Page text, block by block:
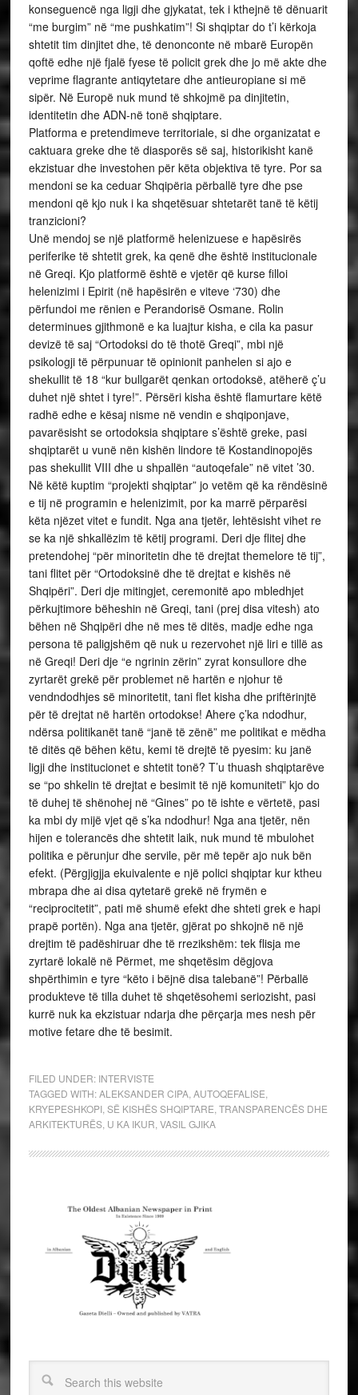
konseguencë nga ligji dhe gjykatat, tek i kthejnë të dënuarit
“me burgim” në “me pushkatim”! Si shqiptar do t’i kërkoja
shtetit tim dinjitet dhe, të denonconte në mbarë Europën
qoftë edhe një fjalë fyese të policit grek dhe jo më akte dhe
veprime flagrante antiqytetare dhe antieuropiane si më
sipër. Në Europë nuk mund të shkojmë pa dinjitetin,
identitetin dhe ADN-në tonë shqiptare.
Platforma e pretendimeve territoriale, si dhe organizatat e
caktuara greke dhe të diasporës së saj, historikisht kanë
ekzistuar dhe investohen për këta objektiva të tyre. Por sa
mendoni se ka ceduar Shqipëria përballë tyre dhe pse
mendoni që kjo nuk i ka shqetësuar shtetarët tanë të këtij
tranzicioni?
Unë mendoj se një platformë helenizuese e hapësirës
periferike të shtetit grek, ka qenë dhe është institucionale
në Greqi. Kjo platformë është e vjetër që kurse filloi
helenizimi i Epirit (në hapësirën e viteve ‘730) dhe
përfundoi me rënien e Perandorisë Osmane. Rolin
determinues gjithmonë e ka luajtur kisha, e cila ka pasur
devizë të saj “Ortodoksi do të thotë Greqi”, mbi një
psikologji të përpunuar të opinionit panhelen si ajo e
shekullit të 18 “kur bullgarët qenkan ortodoksë, atëherë ç’u
duhet një shtet i tyre!”. Përsëri kisha është flamurtare këtë
radhë edhe e kësaj nisme në vendin e shqiponjave,
pavarësisht se ortodoksia shqiptare s’është greke, pasi
shqiptarët u vunë nën kishën lindore të Kostandinopojës
pas shekullit VIII dhe u shpallën “autoqefale” në vitet ’30.
Në këtë kuptim “projekti shqiptar” jo vetëm që ka rëndësinë
e tij në programin e helenizimit, por ka marrë përparësi
këta njëzet vitet e fundit. Nga ana tjetër, lehtësisht vihet re
se ka një shkallëzim të këtij programi. Deri dje flitej dhe
pretendohej “për minoritetin dhe të drejtat themelore të tij”,
tani flitet për “Ortodoksinë dhe të drejtat e kishës në
Shqipëri”. Deri dje mitingjet, ceremonitë apo mbledhjet
përkujtimore bëheshin në Greqi, tani (prej disa vitesh) ato
bëhen në Shqipëri dhe në mes të ditës, madje edhe nga
persona të paligjshëm që nuk u rezervohet një liri e tillë as
në Greqi! Deri dje “e ngrinin zërin” zyrat konsullore dhe
zyrtarët grekë për problemet në hartën e njohur të
vendndodhjes së minoritetit, tani flet kisha dhe priftërinjtë
për të drejtat në hartën ortodokse! Ahere ç’ka ndodhur,
ndërsa politikanët tanë “janë të zënë” me politikat e mëdha
të ditës që bëhen këtu, kemi të drejtë të pyesim: ku janë
ligji dhe institucionet e shtetit tonë? T’u thuash shqiptarëve
se “po shkelin të drejtat e besimit të një komuniteti” kjo do
të duhej të shënohej në “Gines” po të ishte e vërtetë, pasi
ka mbi dy mijë vjet që s’ka ndodhur! Nga ana tjetër, nën
hijen e tolerancës dhe shtetit laik, nuk mund të mbulohet
politika e përunjur dhe servile, për më tepër ajo nuk bën
efekt. (Përgjigjja ekuivalente e një polici shqiptar kur ktheu
mbrapa dhe ai disa qytetarë grekë në frymën e
“reciprocitetit”, pati më shumë efekt dhe shteti grek e hapi
prapë portën). Nga ana tjetër, gjërat po shkojnë në një
drejtim të padëshiruar dhe të rrezikshëm: tek flisja me
zyrtarë lokalë në Përmet, me shqetësim dëgjova
shpërthimin e tyre “këto i bëjnë disa talebanë”! Përballë
produkteve të tilla duhet të shqetësohemi seriozisht, pasi
kurrë nuk ka ekzistuar ndarja dhe përçarja mes nesh për
motive fetare dhe të besimit.
FILED UNDER: INTERVISTE
TAGGED WITH:ALEKSANDER CIPA, AUTOQEFALISE
KRYEPESHKOPI, SË KISHËS SHQIPTARE TRANSPARENCËS DHE
ARKITEKTURËS, U KA IKUR VASIL GJIKA